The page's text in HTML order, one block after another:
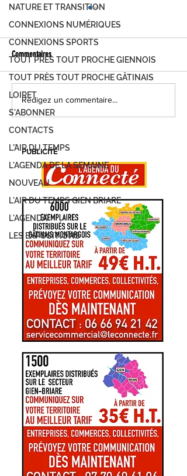
NATURE ET TRANSITION
CONNEXIONS NUMÉRIQUES
CONNEXIONS SPORTS
TOUT PRÈS TOUT PROCHE GIENNOIS
TOUT PRÈS TOUT PROCHE GÂTINAIS
LOIRET
S'ABONNER
CONTACTS
L'AIR DU TEMPS
L'AGENDA DE LA SEMAINE
NOUVEAU
L'AIR DU TEMPS GIEN BRIARE
L'AGENDA
LES EXPOSITIONS
FOIRE DE MONTARGIS, C'EST PARTI !
DEMANDEZ LE PROGRAMME...
Commentaires
Rédigez un commentaire...
PUBLICITÉ